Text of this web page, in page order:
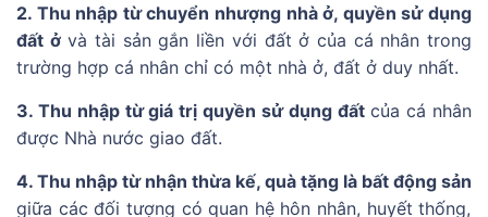
2. Thu nhập từ chuyển nhượng nhà ở, quyền sử dụng
đất ởvà tài sản gắn liền với đất ở của cá nhân trong
trường hợp cá nhân chỉ có một nhà ở, đất ở duy nhất.
3. Thu nhập từ giá trị quyền sử dụng đấtcủa cá nhân
được Nhà nước giao đất.
4. Thu nhập từ nhận thừa kế, quà tặng là bất động sản
giữa các đối tượng có quan hệ hôn nhân, huyết thống,